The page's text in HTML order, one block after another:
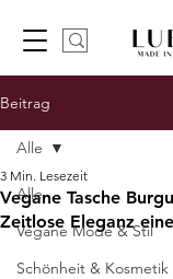
Beitrag
Alle
Vegane Mode & Stil
Schönheit & Kosmetik
Alle
Vegane Tasche
Zeitlose Eleganz
3 Min. Lesezeit